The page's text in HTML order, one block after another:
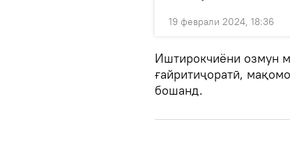
19 феврали 2024, 18:36
Иштирокчиёни озмун
ғайритиҷоратӣ,
бошанд.